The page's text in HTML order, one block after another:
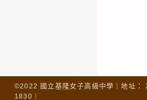
©2022 國立基隆女子高級中學｜地址
1830｜